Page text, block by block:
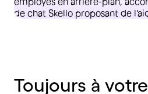
Toujours à votre